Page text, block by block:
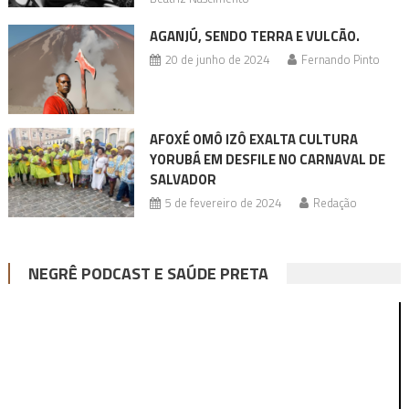
AGANJÚ, SENDO TERRA E VULCÃO.
20 de junho de 2024 Fernando Pinto
AFOXÉ OMÔ IZÔ EXALTA CULTURA
YORUBÁ EM DESFILE NO CARNAVAL DE
SALVADOR
5 de fevereiro de 2024 Redação
NEGRÊ PODCAST E SAÚDE PRETA